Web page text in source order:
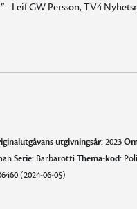
Leif GW Persson, TV4
utgivningsår:2023
Serie:BarbarottiThema-kod:
(2024-06-05)